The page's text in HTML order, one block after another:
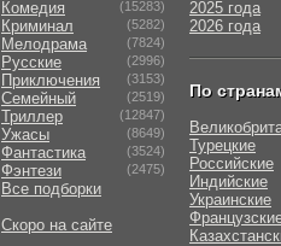
Комедия (15283)
Криминал (5282)
Мелодрама (7824)
Русские (2996)
Приключения (3153)
Семейный (2519)
Триллер (12847)
Ужасы (8649)
Фантастика (3524)
Фэнтези (2475)
Все подборки
Скоро на сайте
2025 года
2026 года
По
Турецкие
Российские
Индийские
Украинские